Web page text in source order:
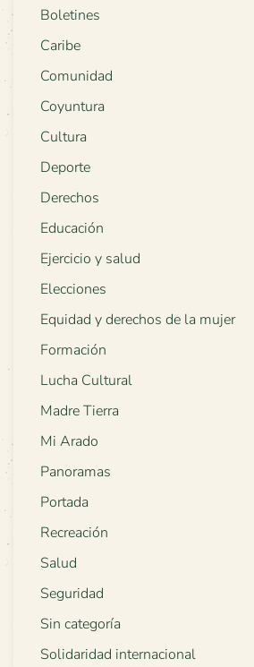
Boletines
Caribe
Comunidad
Coyuntura
Cultura
Deporte
Derechos
Educación
Ejercicio y salud
Elecciones
Equidad y derechos de la mujer
Formación
Lucha Cultural
Madre Tierra
Mi Arado
Panoramas
Portada
Recreación
Salud
Seguridad
Sin categoría
Solidaridad internacional